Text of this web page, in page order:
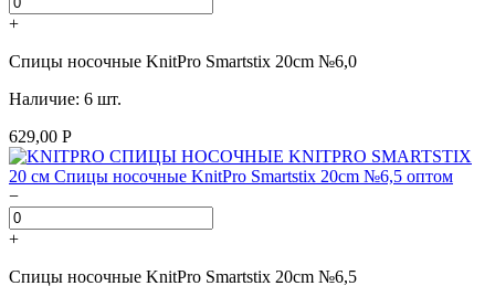
+
Спицы носочные KnitPro Smartstix 20cm №6,0
Наличие: 6 шт.
629,00 Р
−
+
Спицы носочные KnitPro Smartstix 20cm №6,5